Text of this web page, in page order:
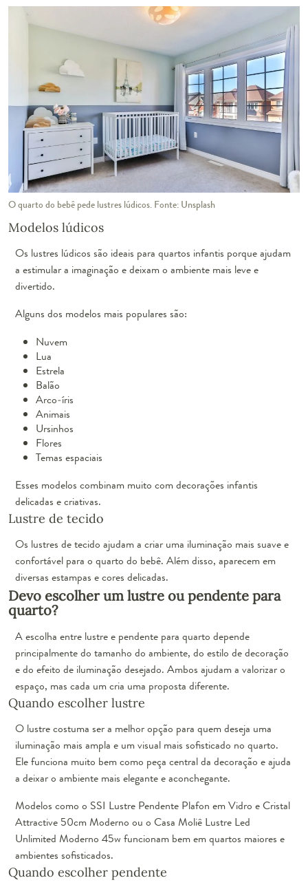
O quarto do bebê pede lustres lúdicos. Fonte: Unsplash
Modelos lúdicos
Os lustres lúdicos são ideais para quartos infantis porque ajudam
a estimular a imaginação e deixam o ambiente mais leve e
divertido.
Alguns dos modelos mais populares são:
Nuvem
Lua
Estrela
Balão
Arco-íris
Animais
Ursinhos
Flores
Temas espaciais
Esses modelos combinam muito com decorações infantis
delicadas e criativas.
Lustre de tecido
Os lustres de tecido ajudam a criar uma iluminação mais suave e
confortável para o quarto do bebê. Além disso, aparecem em
diversas estampas e cores delicadas.
Devo escolher um lustre ou pendente para
quarto?
A escolha entre lustre e pendente para quarto depende
principalmente do tamanho do ambiente, do estilo de decoração
e do efeito de iluminação desejado. Ambos ajudam a valorizar o
espaço, mas cada um cria uma proposta diferente.
Quando escolher lustre
O lustre costuma ser a melhor opção para quem deseja uma
iluminação mais ampla e um visual mais sofisticado no quarto.
Ele funciona muito bem como peça central da decoração e ajuda
a deixar o ambiente mais elegante e aconchegante.
Modelos como o SSI Lustre Pendente Plafon em Vidro e Cristal
Attractive 50cm Moderno ou o Casa Moliê Lustre Led
Unlimited Moderno 45w funcionam bem em quartos maiores e
ambientes sofisticados.
Quando escolher pendente